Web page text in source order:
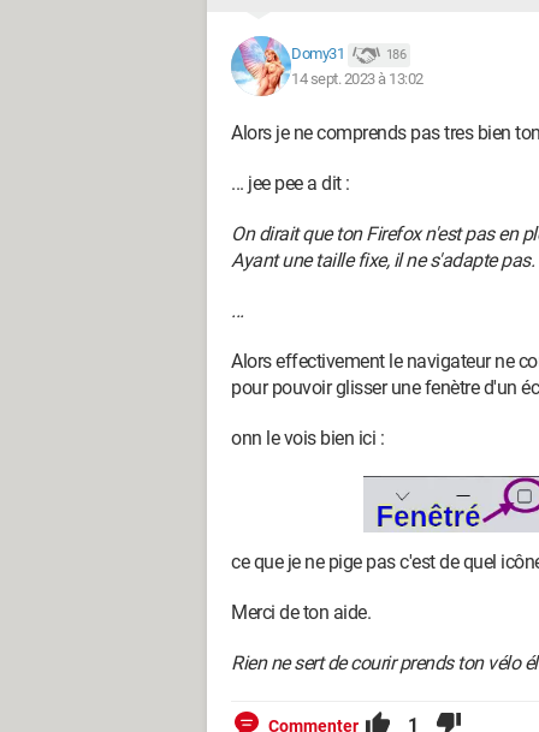
Domy31 186
14 sept. 2023 à 13:02
Alors je ne comprends pas tres bien
... jee pee a dit :
On dirait que ton Firefox n'est pas en
Ayant une taille fixe, il ne s'adapte pas.
...
Alors effectivement le navigateur ne
pour pouvoir glisser une fenètre d'un
onn le vois bien ici :
ce que je ne pige pas c'est de quel
Merci de ton aide.
Rien ne sert de courir prends ton vélo
Commenter 1